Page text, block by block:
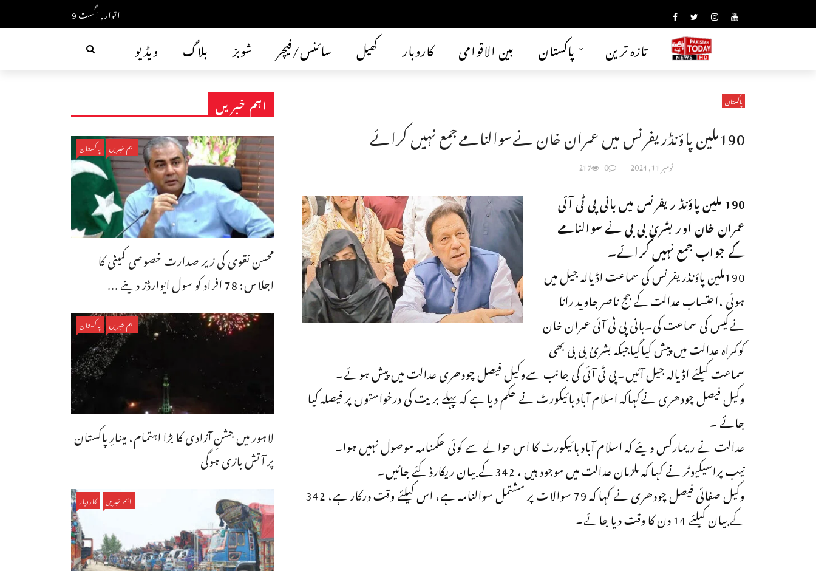
اتوار, اگست 9
ویڈیو بلاگ شوبز سائنس/فیچر کھیل کاروبار بین الاقوامی پاکستان تازہ ترین
پاکستان
190ملین پاؤنڈریفرنس میں عمران خان نےسوالنامےجمع نہیں کرائے
نومبر 11, 2024 0
217
190 ملین پاؤنڈ ریفرنس میں بانی پی ٹی آئی
عمران خان اور بشریٰ بی بی نے سوالنامے
کے جواب جمع نہیں کرائے۔
190ملین پاؤنڈریفرنس کی سماعت اڈیالہ جیل میں
ہوئی ،احتساب عدالت کے جج ناصر جاوید رانا
نےکیس کی سماعت کی۔بانی پی ٹی آئی عمران خان
کوکمراہ عدالت میں پیش کیاگیاجبکہ بشریٰ بی بی بھی
سماعت کیلئے اڈیالہ جیل آئیں۔پی ٹی آئی کی جانب سےوکیل فیصل چودھری عدالت میں پیش ہوئے۔
وکیل فیصل چودھری نےکہاکہ اسلام آباد ہائیکورٹ نے حکم دیا ہے کہ پہلے بریت کی درخواستوں پر فیصلہ کیا
جائے ۔
عدالت نے ریمارکس دیئے کہ اسلام آباد ہائیکورٹ کا اس حوالے سے کوئی حکمنامہ موصول نہیں ہوا۔
نیب پراسیکیوٹر نے کہا کہ ملزمان عدالت میں موجود ہیں ، 342 کے بیان ریکارڈ کئے جائیں۔
وکیل صفائی فیصل چودھری نے کہا کہ 79 سوالات پر مشتمل سوالنامہ ہے، اس کیلئے وقت درکار ہے، 342
کے بیان کیلئے 14 دن کا وقت دیا جائے۔
اہم خبریں
اہم خبریں پاکستان
محسن نقوی کی زیر صدارت خصوصی کمیٹی کا
اجلاس: 78 افراد کو سول ایوارڈز دینے ...
اہم خبریں پاکستان
لاہور میں جشنِ آزادی کا بڑا اہتمام، مینارِ پاکستان
پر آتش بازی ہوگی
اہم خبریں کاروبار